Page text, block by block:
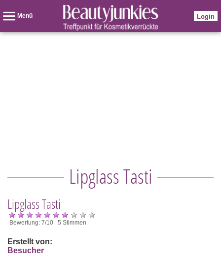
Menü Login
Lipglass Tasti
Lipglass Tasti
Bewertung: 7/10 5 Stimmen
Erstellt von:
Besucher